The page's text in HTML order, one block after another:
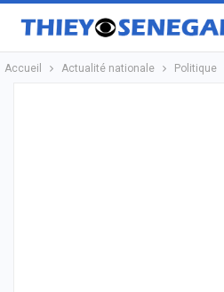
Accueil Actualité nationale Politique